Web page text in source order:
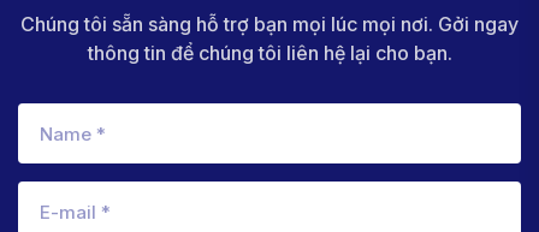
Chúng tôi sẵn sàng hỗ trợ bạn mọi lúc mọi nơi. Gởi ngay
thông tin để chúng tôi liên hệ lại cho bạn.